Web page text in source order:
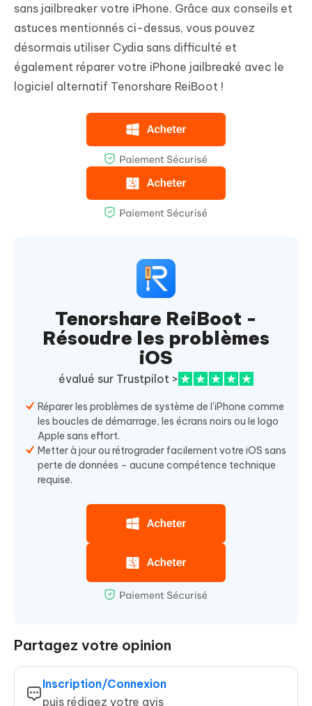
sans jailbreaker votre iPhone. Grâce aux conseils et
astuces mentionnés ci-dessus, vous pouvez
désormais utiliser Cydia sans difficulté et
également réparer votre iPhone jailbreaké avec le
logiciel alternatif Tenorshare ReiBoot !
Tenorshare ReiBoot -
Résoudre les problèmes
iOS
évalué sur Trustpilot >
Réparer les problèmes de système de l'iPhone comme
les boucles de démarrage, les écrans noirs ou le logo
Apple sans effort.
Metter à jour ou rétrograder facilement votre iOS sans
perte de données – aucune compétence technique
requise.
Partagez votre opinion
Inscription/Connexion
puis rédigez votre avis